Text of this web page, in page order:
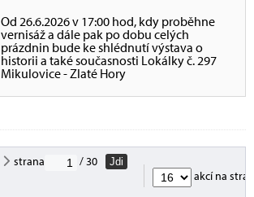
Od 26.6.2026 v 17:00 hod, kdy proběhne
vernisáž a dále pak po dobu celých
prázdnin bude ke shlédnutí výstava o
historii a také současnosti Lokálky č. 297
Mikulovice - Zlaté Hory
strana / 30
Jdi
akcí na